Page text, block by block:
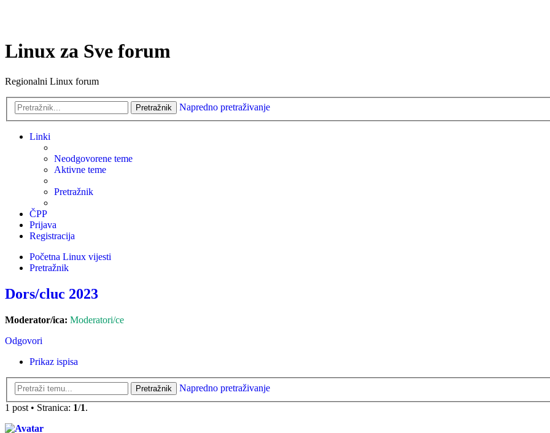
Linux za Sve forum
Regionalni Linux forum
Pretražnik Napredno pretraživanje
Linki
Neodgovorene teme
Aktivne teme
Pretražnik
ČPP
Prijava
Registracija
Početna Linux vijesti
Pretražnik
Dors/cluc 2023
Moderator/ica: Moderatori/ce
Odgovori
Prikaz ispisa
Pretražnik
Napredno pretraživanje
1 post • Stranica: 1/1.